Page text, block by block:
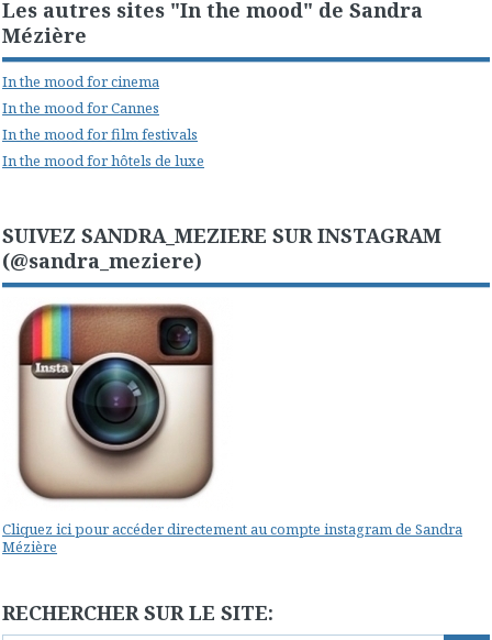
Les autres sites "In the mood" de Sandra
Mézière
In the mood for cinema
In the mood for Cannes
In the mood for film festivals
In the mood for hôtels de luxe
SUIVEZ SANDRA_MEZIERE SUR INSTAGRAM
(@sandra_meziere)
Cliquez ici pour accéder directement au compte instagram de Sandra
Mézière
RECHERCHER SUR LE SITE: